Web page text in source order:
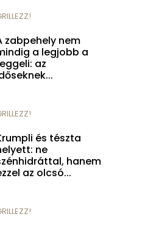
zabpehely nem
a legjobb a
az
és tészta
ne
hanem
az olcsó...